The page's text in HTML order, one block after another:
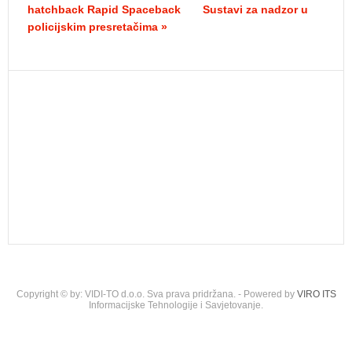
hatchback Rapid Spaceback
Sustavi za nadzor u
policijskim presretačima »
Copyright © by: VIDI-TO d.o.o. Sva prava pridržana. - Powered by VIRO ITS
Informacijske Tehnologije i Savjetovanje.